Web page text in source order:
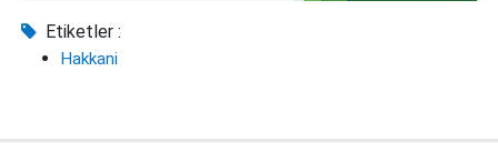
Etiketler :
Hakkani